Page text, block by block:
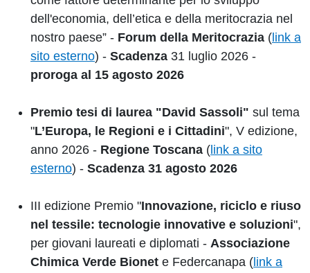
dell'economia, dell’etica e della meritocrazia nel
nostro paese” - Forum della Meritocrazia ( link a
sito esterno) - Scadenza 31 luglio 2026 -
proroga al 15 agosto 2026
Premio tesi di laurea "David Sassoli" sul tema
"L’Europa, le Regioni e i Cittadini", V edizione,
anno 2026 - Regione Toscana ( link a sito
esterno) - Scadenza 31 agosto 2026
III edizione Premio "Innovazione, riciclo e riuso
nel tessile: tecnologie innovative e soluzioni",
per giovani laureati e diplomati - Associazione
Chimica Verde Bionet e Federcanapa ( link a